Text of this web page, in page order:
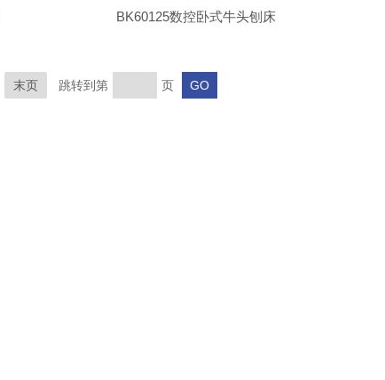
BK60125数控卧式牛头刨床
末页 跳转到第 页